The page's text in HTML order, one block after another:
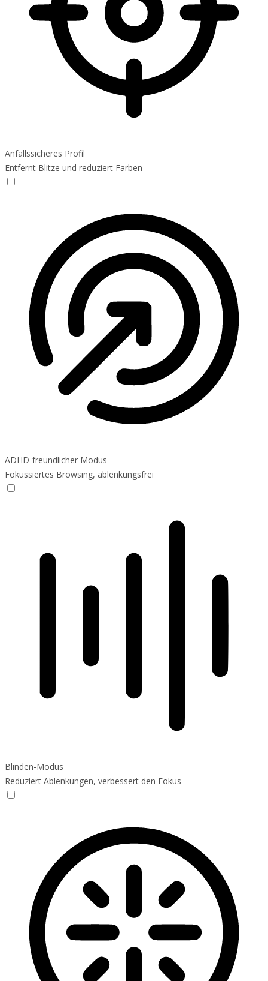
Anfallssicheres Profil
Entfernt Blitze und reduziert Farben
ADHD-freundlicher Modus
Fokussiertes Browsing, ablenkungsfrei
Blinden-Modus
Reduziert Ablenkungen, verbessert den Fokus